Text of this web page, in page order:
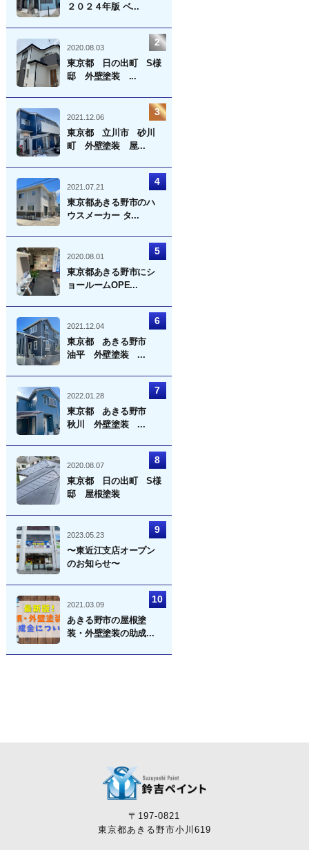
２０２４年版 ベ...
2020.08.03
東京都 日の出町 S様
邸 外壁塗装 ...
2021.12.06
東京都 立川市 砂川
町 外壁塗装 屋...
2021.07.21
東京都あきる野市のハ
ウスメーカー タ...
2020.08.01
東京都あきる野市にシ
ョールームOPE...
2021.12.04
東京都 あきる野市
油平 外壁塗装 ...
2022.01.28
東京都 あきる野市
秋川 外壁塗装 ...
2020.08.07
東京都 日の出町 S様
邸 屋根塗装
2023.05.23
〜東近江支店オープン
のお知らせ〜
2021.03.09
あきる野市の屋根塗
装・外壁塗装の助成...
〒197-0821
東京都あきる野市小川619